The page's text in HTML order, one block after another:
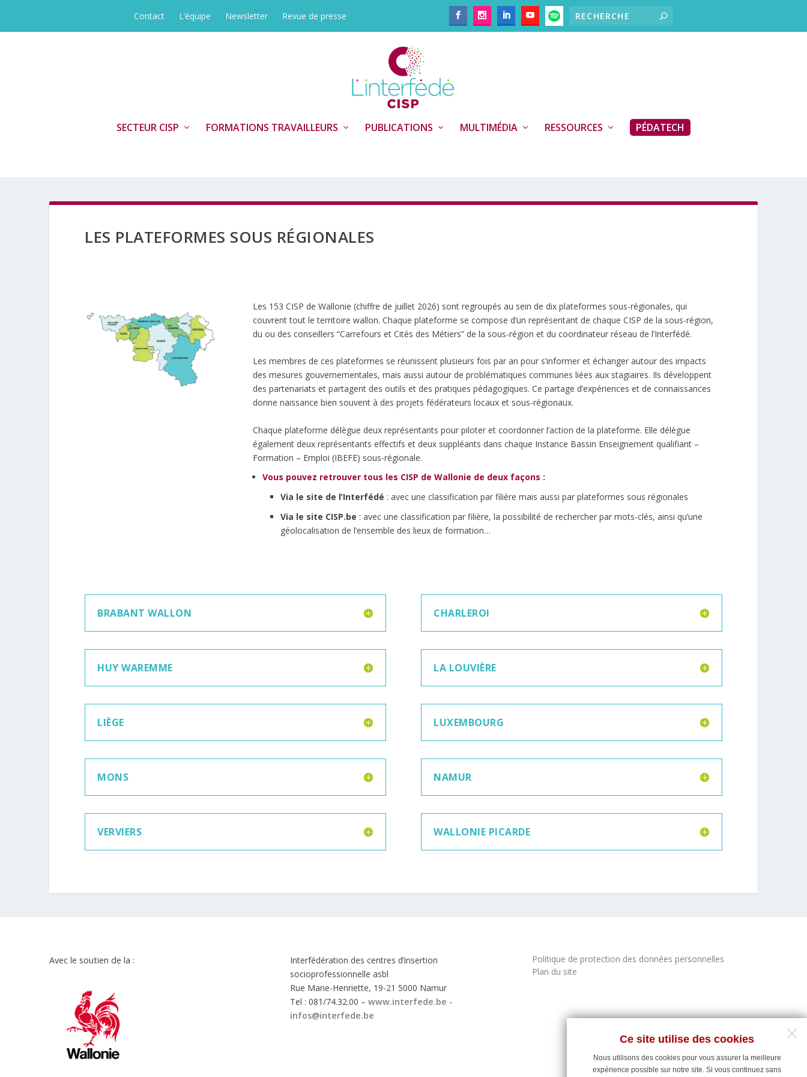
Ce site utilise des cookies
Nous utilisons des cookies pour vous assurer la meilleure
expérience possible sur notre site. Si vous continuez sans
Contact L’équipe Newsletter Revue de presse
SECTEUR CISP FORMATIONS TRAVAILLEURS PUBLICATIONS MULTIMÉDIA RESSOURCES PÉDATECH
LES PLATEFORMES SOUS RÉGIONALES
Les 153 CISP de Wallonie (chiffre de juillet 2026) sont regroupés au sein de dix plateformes sous-régionales, qui
couvrent tout le territoire wallon. Chaque plateforme se compose d’un représentant de chaque CISP de la sous-région,
du ou des conseillers “Carrefours et Cités des Métiers” de la sous-région et du coordinateur réseau de l’Interfédé.
Les membres de ces plateformes se réunissent plusieurs fois par an pour s’informer et échanger autour des impacts
des mesures gouvernementales, mais aussi autour de problématiques communes liées aux stagiaires. Ils développent
des partenariats et partagent des outils et des pratiques pédagogiques. Ce partage d’expériences et de connaissances
donne naissance bien souvent à des projets fédérateurs locaux et sous-régionaux.
Chaque plateforme délègue deux représentants pour piloter et coordonner l’action de la plateforme. Elle délègue
également deux représentants effectifs et deux suppléants dans chaque Instance Bassin Enseignement qualifiant –
Formation – Emploi (IBEFE) sous-régionale.
Vous pouvez retrouver tous les CISP de Wallonie de deux façons :
Via le site de l’Interfédé : avec une classification par filière mais aussi par plateformes sous régionales
Via le site CISP.be : avec une classification par filière, la possibilité de rechercher par mots-clés, ainsi qu’une
géolocalisation de l’ensemble des lieux de formation…
BRABANT WALLON
HUY WAREMME
LIÈGE
MONS
VERVIERS
CHARLEROI
LA LOUVIÈRE
LUXEMBOURG
NAMUR
WALLONIE PICARDE
Avec le soutien de la :
Interfédération des centres d’insertion
socioprofessionnelle asbl
Rue Marie-Henriette, 19-21 5000 Namur
Tel : 081/74.32.00 –www.interfede.be -
infos@interfede.be
Politique de protection des données personnelles
Plan du site